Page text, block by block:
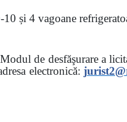
și 4 vagoane
Modul de desfăşurare a
electronică: